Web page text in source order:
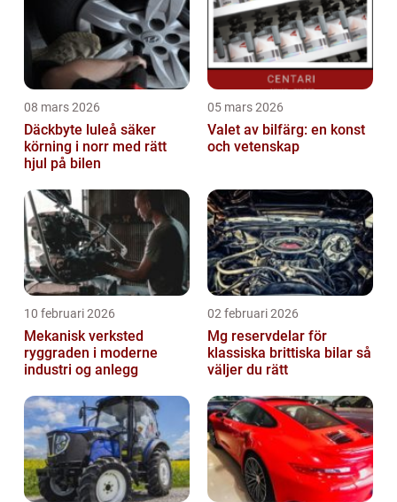
08 mars 2026
Däckbyte luleå säker
körning i norr med rätt
hjul på bilen
05 mars 2026
Valet av bilfärg: en konst
och vetenskap
10 februari 2026
Mekanisk verksted
ryggraden i moderne
industri og anlegg
02 februari 2026
Mg reservdelar för
klassiska brittiska bilar så
väljer du rätt